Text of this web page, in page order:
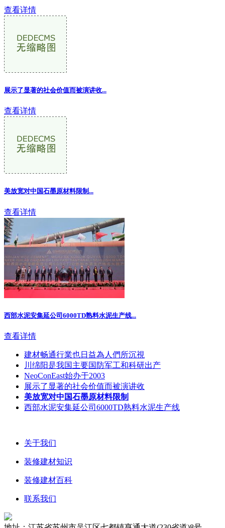
查看详情
展示了显著的社会价值而被演讲收...
查看详情
美放宽对中国石墨原材料限制 ...
查看详情
西部水泥安集延公司6000TD熟料水泥生产线...
查看详情
建材畅通行業也日益為人們所沉視
川绵阳是我国主要国防军工和科研出产
NeoConEast始办于2003
展示了显著的社会价值而被演讲收
美放宽对中国石墨原材料限制
西部水泥安集延公司6000TD熟料水泥生产线
关于我们
装修建材知识
装修建材百科
联系我们